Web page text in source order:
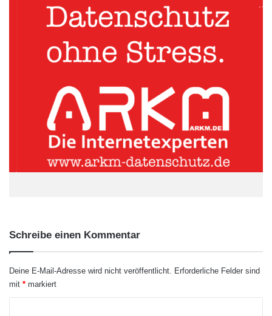
sich einfach auf Knopfdruck öffnen, schließen sich automatisch
und Schaffner wurden ersetzt durch automatische Durchsagen.
Eine elektronische Anzeige ermöglicht uns eine Übersicht über
ankommende und verspätete Züge.
Schreibe einen Kommentar
Deine E-Mail-Adresse wird nicht veröffentlicht. Erforderliche Felder sind
mit * markiert